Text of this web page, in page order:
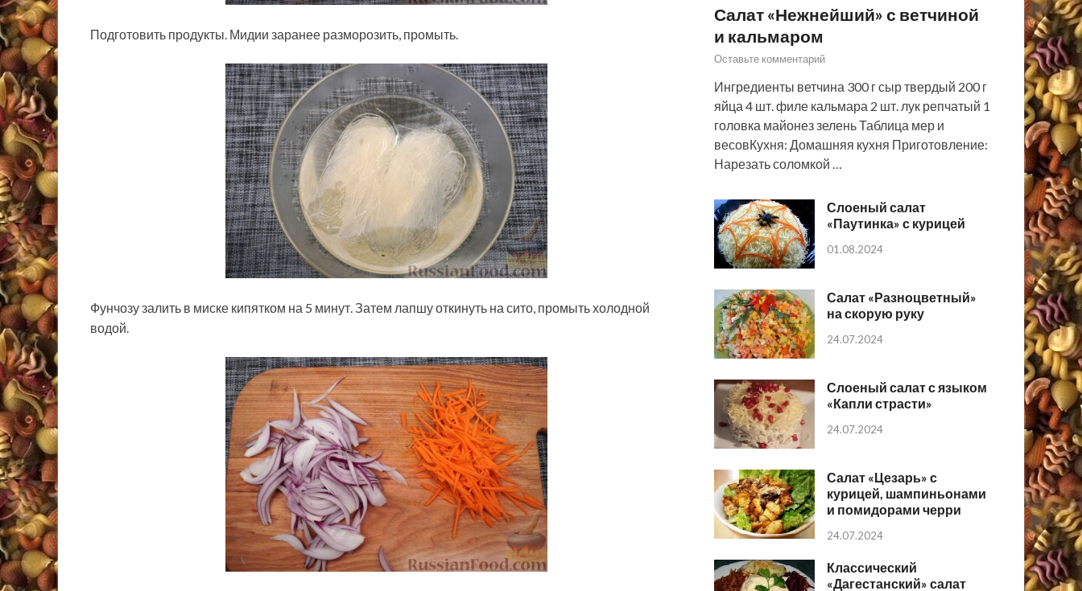
Подготовить продукты. Мидии заранее разморозить, промыть.
Фунчозу залить в миске кипятком на 5 минут. Затем лапшу откинуть на сито, промыть холодной
водой.
Салат «Нежнейший» с ветчиной
и кальмаром
Оставьте комментарий
Ингредиенты ветчина 300 г сыр твердый 200 г
яйца 4 шт. филе кальмара 2 шт. лук репчатый 1
головка майонез зелень Таблица мер и
весовКухня: Домашняя кухня Приготовление:
Нарезать соломкой …
Слоеный салат
«Паутинка» с курицей
01.08.2024
Салат «Разноцветный»
на скорую руку
24.07.2024
Слоеный салат с языком
«Капли страсти»
24.07.2024
Салат «Цезарь» с
курицей, шампиньонами
и помидорами черри
24.07.2024
Классический
«Дагестанский» салат